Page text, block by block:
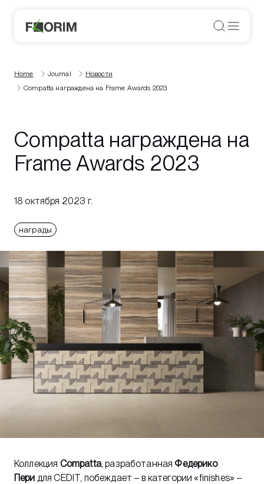
Home Journal
Новости
Compatta награждена на Frame Awards 2023
Compatta награждена на
Frame Awards 2023
18 октября 2023 г.
награды
Коллекция Compatta, разработаннаяФедерико
Пери для CEDIT, побеждает – в категории «finishes» –